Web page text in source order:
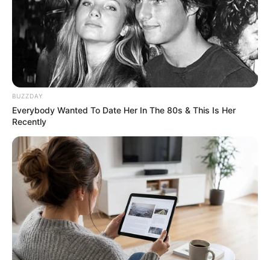
เคยสังเกตกันมั้ยคะ ว่าทำไมบางคนถึงมีชีวิตที่ดีขึ้นเรื่อยๆ
หลังจากที่เปลี่ยนชื่อแล้ว เพราะนอกจากการคิดดี ทำ
ดีแล้ว ในด้านโหราศาสตร์นั้น ชื่อถือว่าเป็นเรื่องสำคัญเป็น
อันดับต้นๆของดวงชะตาเราเลยทีเดียว เพราะสามารถนำ
มาทำนายถึงอนาคตได้ และบ่งบอกถึงตัวตน บุคลิกของ
คนๆนั้นได้เป็นอย่างดี
ดารา นักแสดงที่มีชื่อเสียงหลายคน มีชื่อที่เป็นมงคล
มากมาย บางคนพ่อแม่ตั้งไว้ตั้งแต่เกิด บางคนก็เพิ่งมา
เปลี่ยนหลังจากเข้าวงการ หรือบางคนก็มีชื่อทั้งในและนอก
วงการที่ต่างกัน วันนี้แม่หมอ แห่ง
Horoscope.mthai.comมีความหมายดีๆ ที่เป็นมงคล
ของเหล่าดารามาฝากกันค่ะ
BUZZDAY
Everybody Wanted To Date Her In The 80s & This Is Her
Recently